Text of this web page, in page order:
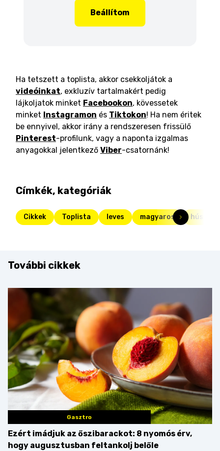
Beállítom
Ha tetszett a toplista, akkor csekkoljátok a
videóinkat, exkluzív tartalmakért pedig
lájkoljatok minket Facebookon, kövessetek
minket Instagramon és Tiktokon! Ha nem éritek
be ennyivel, akkor irány a rendszeresen frissülő
Pinterest-profilunk, vagy a naponta izgalmas
anyagokkal jelentkező Viber-csatornánk!
Címkék, kategóriák
Cikkek Toplista leves magyaros
További cikkek
Gasztro
Ezért imádjuk az őszibarackot: 8 nyomós érv,
hogy augusztusban feltankolj belőle